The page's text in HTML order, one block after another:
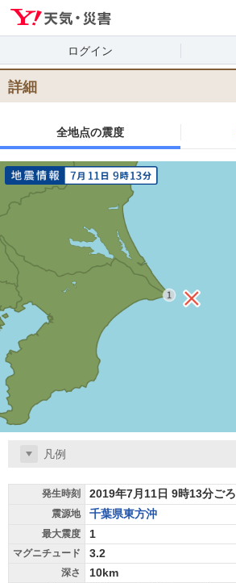
ログイン
詳細
全地点の震度
凡例
発生時刻 2019年7月11日 9時13分ごろ
震源地 千葉県東方沖
最大震度 1
マグニチュード 3.2
深さ 10km